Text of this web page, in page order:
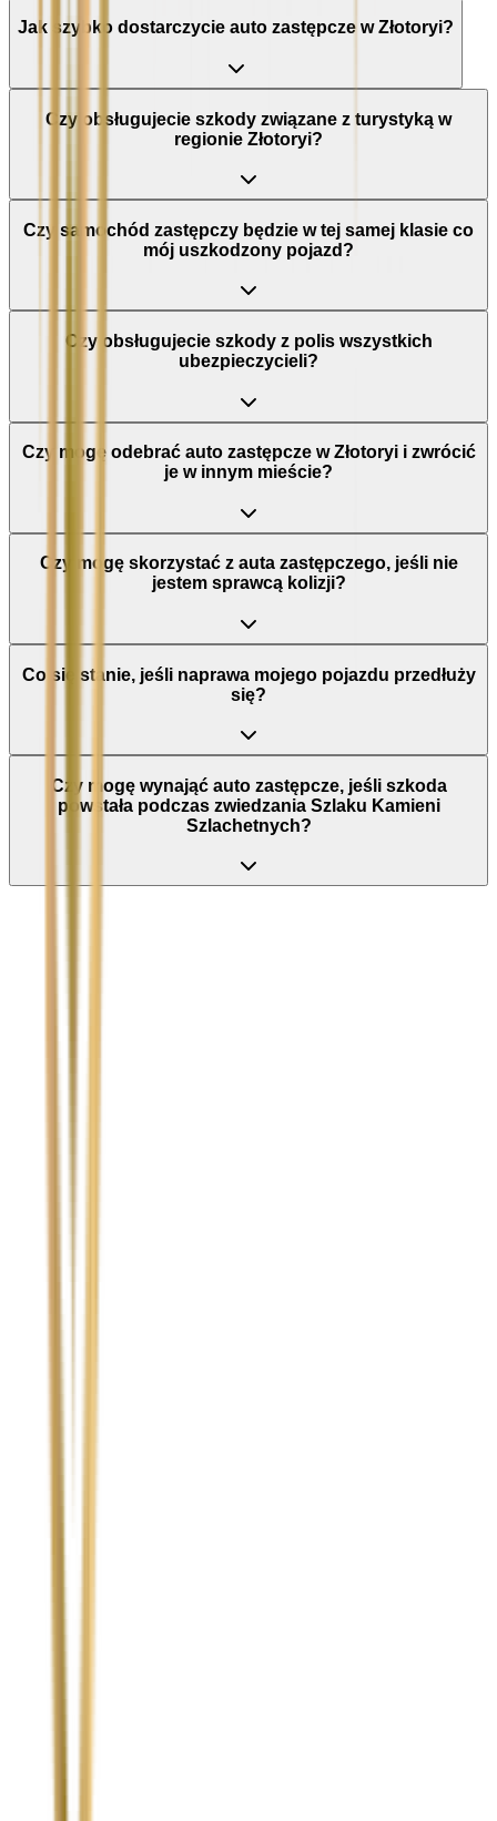
Jak szybko dostarczycie auto zastępcze w Złotoryi?
Czy obsługujecie szkody związane z turystyką w
regionie Złotoryi?
Czy samochód zastępczy będzie w tej samej klasie co
mój uszkodzony pojazd?
Czy obsługujecie szkody z polis wszystkich
ubezpieczycieli?
Czy mogę odebrać auto zastępcze w Złotoryi i zwrócić
je w innym mieście?
Czy mogę skorzystać z auta zastępczego, jeśli nie
jestem sprawcą kolizji?
Co się stanie, jeśli naprawa mojego pojazdu przedłuży
się?
Czy mogę wynająć auto zastępcze, jeśli szkoda
powstała podczas zwiedzania Szlaku Kamieni
Szlachetnych?